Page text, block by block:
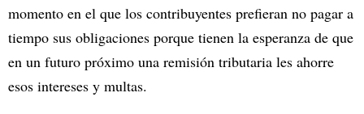
momento en el que los contribuyentes prefieran no pagar a
tiempo sus obligaciones porque tienen la esperanza de que
en un futuro próximo una remisión tributaria les ahorre
esos intereses y multas.